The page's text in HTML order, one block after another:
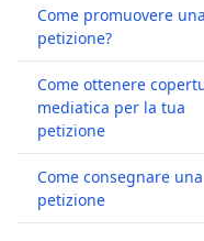
Come promuovere una
petizione?
Come ottenere
mediatica per la tua
petizione
Come consegnare una
petizione